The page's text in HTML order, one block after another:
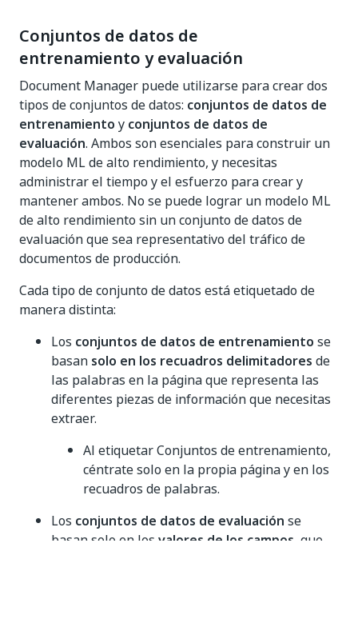
Conjuntos de datos de
entrenamiento y evaluación
Document Manager puede utilizarse para crear dos
tipos de conjuntos de datos: conjuntos de datos de
entrenamiento y conjuntos de datos de
evaluación. Ambos son esenciales para construir un
modelo ML de alto rendimiento, y necesitas
administrar el tiempo y el esfuerzo para crear y
mantener ambos. No se puede lograr un modelo ML
de alto rendimiento sin un conjunto de datos de
evaluación que sea representativo del tráfico de
documentos de producción.
Cada tipo de conjunto de datos está etiquetado de
manera distinta:
Los conjuntos de datos de entrenamiento se
basan solo en los recuadros delimitadores de
las palabras en la página que representa las
diferentes piezas de información que necesitas
extraer.
Al etiquetar Conjuntos de entrenamiento,
céntrate solo en la propia página y en los
recuadros de palabras.
Los conjuntos de datos de evaluación se
basan solo en los valores de los campos , que